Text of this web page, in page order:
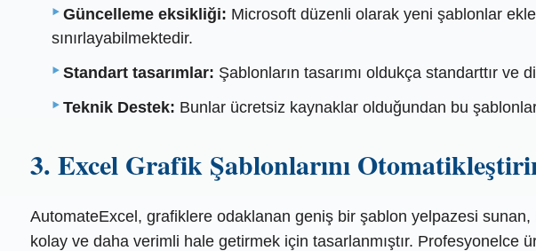
Güncelleme eksikliği: Microsoft düzenli olarak yeni şablonlar
sınırlayabilmektedir.
Standart tasarımlar: Şablonların tasarımı oldukça standarttır
Teknik Destek: Bunlar ücretsiz kaynaklar olduğundan bu
3. Excel Grafik Şablonlarını
AutomateExcel, grafiklere odaklanan geniş bir şablon yelpazesi sunan,
kolay ve daha verimli hale getirmek için tasarlanmıştır. Profesyonelce